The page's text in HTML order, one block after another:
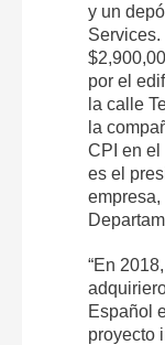
y un
por el
la calle
la
CPI en
es el
empresa,
“En
Español
proyecto